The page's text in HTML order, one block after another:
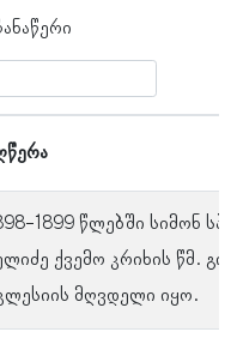
1899 წლებში სიმონ
ქვე­მო კრი­ხის წმ.
მღვდელი იყო.